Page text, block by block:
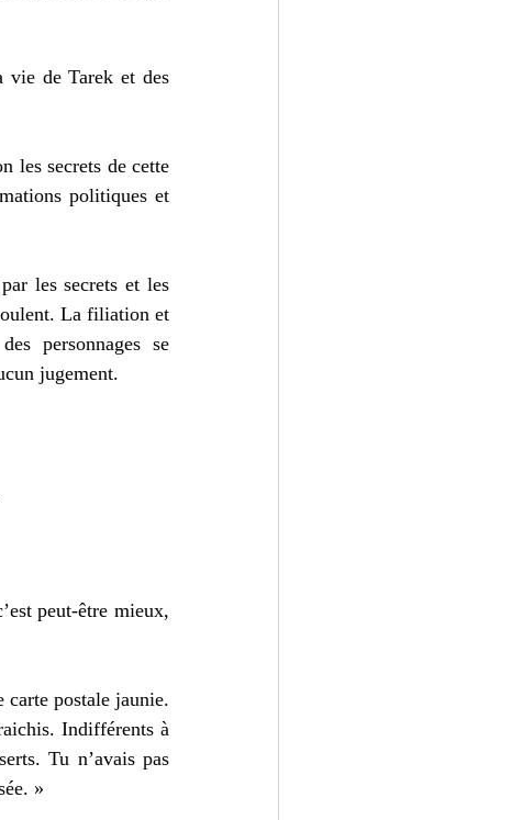
vie de Tarek et des
les secrets de cette
politiques et
les secrets et les
La filiation et
personnages se
jugement.
peut-être mieux,
carte postale jaunie.
Indifférents à
Tu n’avais pas
»